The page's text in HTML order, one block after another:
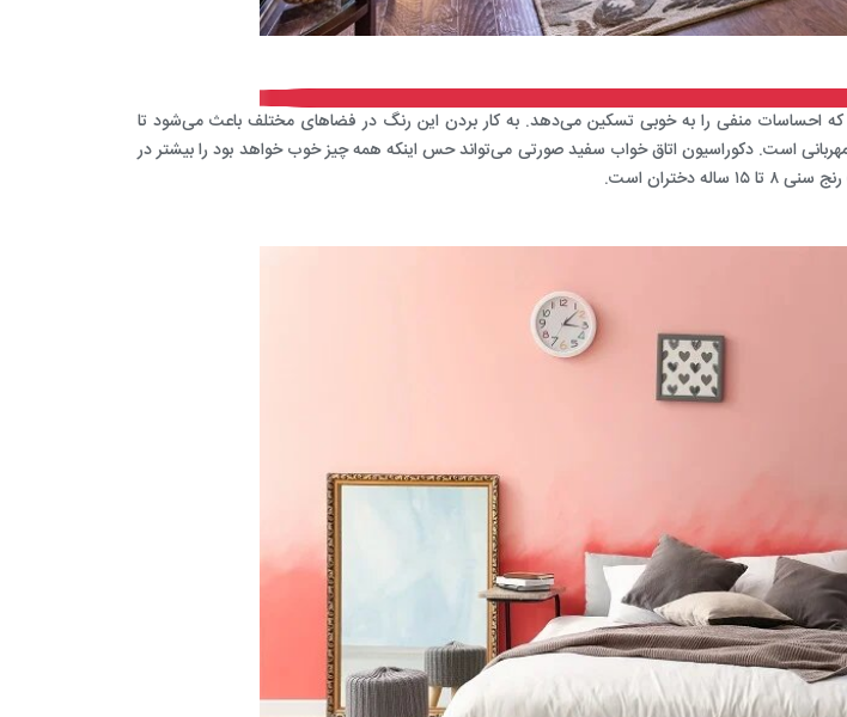
احساسات منفی را به خوبی تسکین می‌دهد. به کار بردن این رنگ در فضاهای مختلف باعث می‌شود تا
است. دکوراسیون اتاق خواب سفید صورتی می‌تواند حس اینکه همه چیز خوب خواهد بود را بیشتر در
۱۵ ساله دختران است.